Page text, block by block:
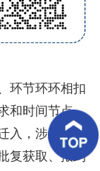
节环环相扣
和时间节点。
入，涉及信息
复获取、报到